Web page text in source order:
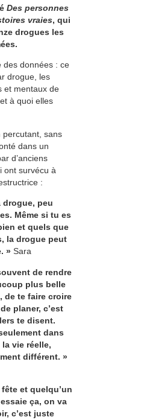
Des personnes
vraies, qui
drogues les
des données : ce
drogue, les
et mentaux de
à quoi elles
percutant, sans
dans un
d’anciens
ont survécu à
:
drogue, peu
Même si tu es
et quels que
la drogue peut
» Sara
de rendre
plus belle
de te faire croire
planer, c’est
te disent.
dans
vie réelle,
différent. »
et quelqu’un
ça, on va
c’est juste